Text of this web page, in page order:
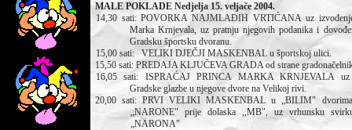
MALE POKLADE Nedjelja 15. veljače 2004.
14,30 sati: POVORKA NAJMLAĐIH VRTIĆANA uz
Marka Krnjevala, uz pratnju njegovih podanika i
Gradsku športsku dvoranu.
15,00 sati: VELIKI DJEČJI MASKENBAL u športskoj ulici.
15,50 sati: PREDAJA KLJUČEVA GRADA od strane
16,05 sati: ISPRAĆAJ PRINCA MARKA KRNJEVALA uz
Gradske glazbe u njegove dvore na Velikoj rivi.
20,00 sati: PRVI VELIKI MASKENBAL u „BILIM"
„NARONE" prije dolaska ,,MB", uz vrhunsku
„NARONA"